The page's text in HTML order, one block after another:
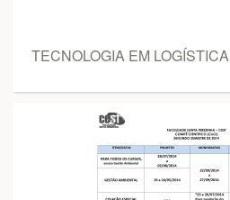
TECNOLOGIA EM LOGÍSTICA